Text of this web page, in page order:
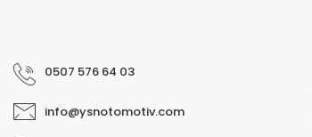
0507 576 64 03
info@ysnotomotiv.com